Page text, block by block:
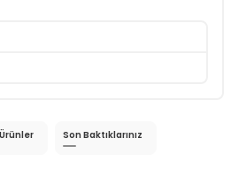
Son Baktıklarınız